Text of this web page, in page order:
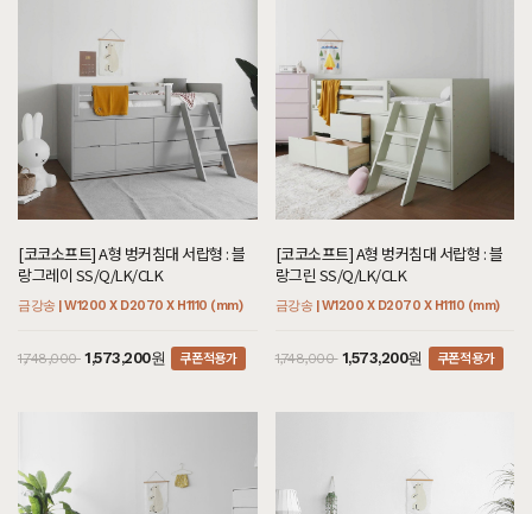
[코코소프트] A형 벙커침대 서랍형 : 블
랑그레이 SS/Q/LK/CLK
금강송 | W1200 X D2070 X H1110 (mm)
1,748,000 1,573,200원 쿠폰적용가
[코코소프트] A형 벙커침대 서랍형 : 블
랑그린 SS/Q/LK/CLK
금강송 | W1200 X D2070 X H1110 (mm)
1,748,000 1,573,200원 쿠폰적용가